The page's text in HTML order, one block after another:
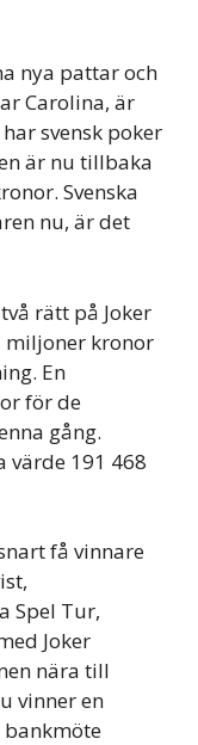
nya pattar och
Carolina, är
svensk poker
är nu tillbaka
Svenska
nu, är det
rätt på Joker
miljoner kronor
En
för de
gång.
värde 191 468
få vinnare
Spel Tur,
Joker
nära till
vinner en